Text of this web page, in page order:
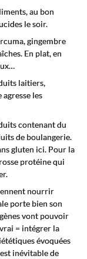
au bon
le soir.
gingembre
En plat, en
laitiers,
les
contenant du
de boulangerie.
gluten ici. Pour la
protéine qui
nourrir
porte bien son
vont pouvoir
= intégrer la
évoquées
inévitable de